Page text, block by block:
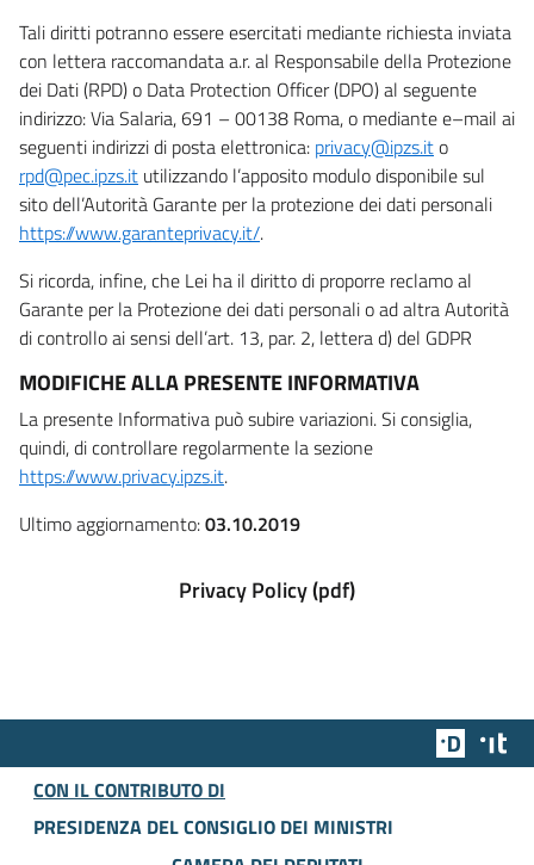
Tali diritti potranno essere esercitati mediante richiesta inviata
con lettera raccomandata a.r. al Responsabile della Protezione
dei Dati (RPD) o Data Protection Officer (DPO) al seguente
indirizzo: Via Salaria, 691 – 00138 Roma, o mediante e–mail ai
seguenti indirizzi di posta elettronica: privacy@ipzs.ito
rpd@pec.ipzs.it utilizzando l’apposito modulo disponibile sul
sito dell’Autorità Garante per la protezione dei dati personali
https://www.garanteprivacy.it/.
Si ricorda, infine, che Lei ha il diritto di proporre reclamo al
Garante per la Protezione dei dati personali o ad altra Autorità
di controllo ai sensi dell’art. 13, par. 2, lettera d) del GDPR
MODIFICHE ALLA PRESENTE INFORMATIVA
La presente Informativa può subire variazioni. Si consiglia,
quindi, di controllare regolarmente la sezione
https://www.privacy.ipzs.it.
Ultimo aggiornamento:03.10.2019
Privacy Policy (pdf)
Team
CON IL CONTRIBUTO DI
PRESIDENZA DEL CONSIGLIO DEI MINISTRI